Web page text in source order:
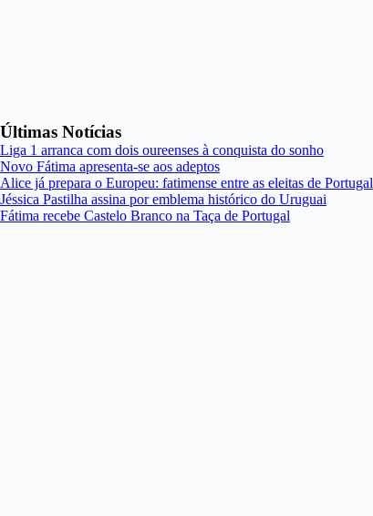
Últimas Notícias
Liga 1 arranca com dois oureenses à conquista do sonho
Novo Fátima apresenta-se aos adeptos
Alice já prepara o Europeu: fatimense entre as eleitas de Portugal
Jéssica Pastilha assina por emblema histórico do Uruguai
Fátima recebe Castelo Branco na Taça de Portugal